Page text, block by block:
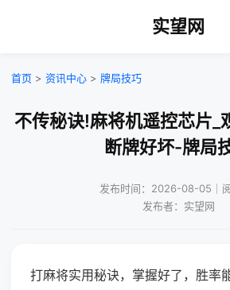
实望网
首页 > 资讯中心 > 牌局技巧
不传秘诀!麻将机遥控芯片_
断牌好坏-牌局
发布时间：2026-08-05｜
发布者：实望网
打麻将实用秘诀，掌握好了，胜率